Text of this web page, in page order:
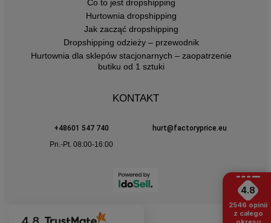
Co to jest dropshipping
Hurtownia dropshipping
Jak zacząć dropshipping
Dropshipping odzieży – przewodnik
Hurtownia dla sklepów stacjonarnych – zaopatrzenie
butiku od 1 sztuki
KONTAKT
+48601 547 740
hurt@factoryprice.eu
Pn.-Pt. 08:00-16:00
4.8
2546 opinii
z całego